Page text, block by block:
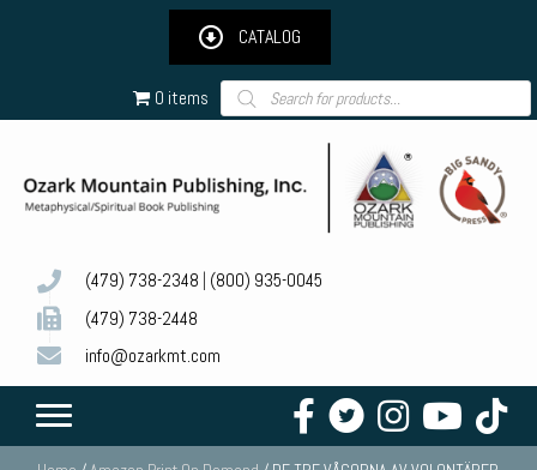
CATALOG
0 items Products
search
(479) 738-2348 (800) 935-0045
(479) 738-2448
info@ozarkmt.com